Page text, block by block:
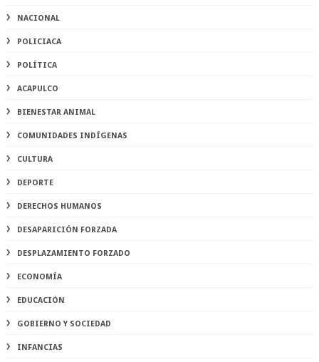
NACIONAL
POLICIACA
POLÍTICA
ACAPULCO
BIENESTAR ANIMAL
COMUNIDADES INDÍGENAS
CULTURA
DEPORTE
DERECHOS HUMANOS
DESAPARICIÓN FORZADA
DESPLAZAMIENTO FORZADO
ECONOMÍA
EDUCACIÓN
GOBIERNO Y SOCIEDAD
INFANCIAS